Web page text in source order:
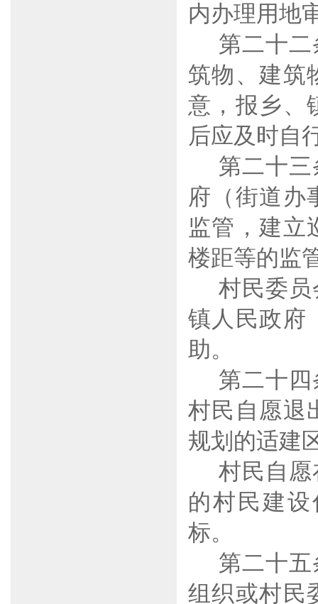
内办理用地
第二十
筑物、建筑
意，报乡、
后应及时自
第二十
府（街道办
监管，建立
楼距等的监
村民委
镇人民政府
助。
第二十
村民自愿退
规划的适建
村民自
的村民建
标。
第二十
组织或村民